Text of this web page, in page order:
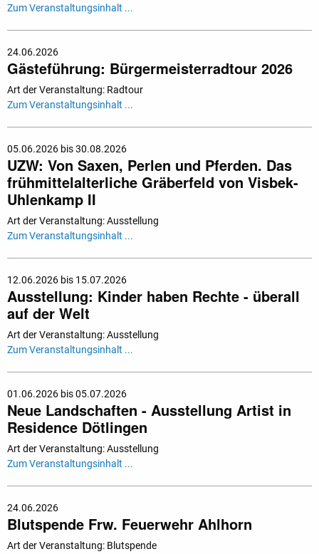
Zum Veranstaltungsinhalt ...
24.06.2026
Gästeführung: Bürgermeisterradtour 2026
Art der Veranstaltung: Radtour
Zum Veranstaltungsinhalt ...
05.06.2026 bis 30.08.2026
UZW: Von Saxen, Perlen und Pferden. Das
frühmittelalterliche Gräberfeld von Visbek-
Uhlenkamp II
Art der Veranstaltung: Ausstellung
Zum Veranstaltungsinhalt ...
12.06.2026 bis 15.07.2026
Ausstellung: Kinder haben Rechte - überall
auf der Welt
Art der Veranstaltung: Ausstellung
Zum Veranstaltungsinhalt ...
01.06.2026 bis 05.07.2026
Neue Landschaften - Ausstellung Artist in
Residence Dötlingen
Art der Veranstaltung: Ausstellung
Zum Veranstaltungsinhalt ...
24.06.2026
Blutspende Frw. Feuerwehr Ahlhorn
Art der Veranstaltung: Blutspende